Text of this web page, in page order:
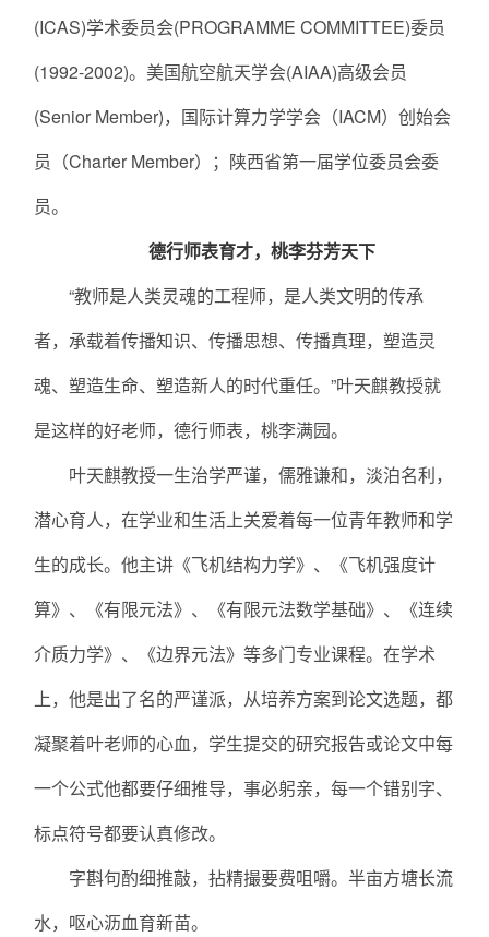
(ICAS)学术委员会(PROGRAMME COMMITTEE)委员
(1992-2002)。美国航空航天学会(AIAA)高级会员
(Senior Member)，国际计算力学学会（IACM）创始会
员（Charter Member）；陕西省第一届学位委员会委
员。
德行师表育才，桃李芬芳天下
“教师是人类灵魂的工程师，是人类文明的传承
者，承载着传播知识、传播思想、传播真理，塑造灵
魂、塑造生命、塑造新人的时代重任。”叶天麒教授就
是这样的好老师，德行师表，桃李满园。
叶天麒教授一生治学严谨，儒雅谦和，淡泊名利，
潜心育人，在学业和生活上关爱着每一位青年教师和学
生的成长。他主讲《飞机结构力学》、《飞机强度计
算》、《有限元法》、《有限元法数学基础》、《连续
介质力学》、《边界元法》等多门专业课程。在学术
上，他是出了名的严谨派，从培养方案到论文选题，都
凝聚着叶老师的心血，学生提交的研究报告或论文中每
一个公式他都要仔细推导，事必躬亲，每一个错别字、
标点符号都要认真修改。
字斟句酌细推敲，拈精撮要费咀嚼。半亩方塘长流
水，呕心沥血育新苗。